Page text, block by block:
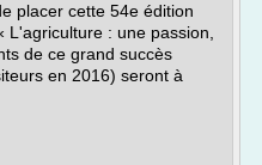
placer cette 54e édition
: une passion,
de ce grand succès
en 2016) seront à